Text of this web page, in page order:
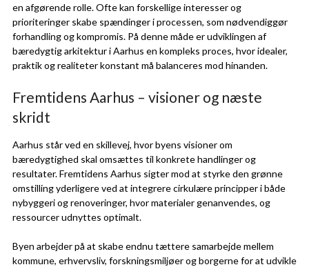
en afgørende rolle. Ofte kan forskellige interesser og
prioriteringer skabe spændinger i processen, som nødvendiggør
forhandling og kompromis. På denne måde er udviklingen af
bæredygtig arkitektur i Aarhus en kompleks proces, hvor idealer,
praktik og realiteter konstant må balanceres mod hinanden.
Fremtidens Aarhus – visioner og næste
skridt
Aarhus står ved en skillevej, hvor byens visioner om
bæredygtighed skal omsættes til konkrete handlinger og
resultater. Fremtidens Aarhus sigter mod at styrke den grønne
omstilling yderligere ved at integrere cirkulære principper i både
nybyggeri og renoveringer, hvor materialer genanvendes, og
ressourcer udnyttes optimalt.
Byen arbejder på at skabe endnu tættere samarbejde mellem
kommune, erhvervsliv, forskningsmiljøer og borgerne for at udvikle